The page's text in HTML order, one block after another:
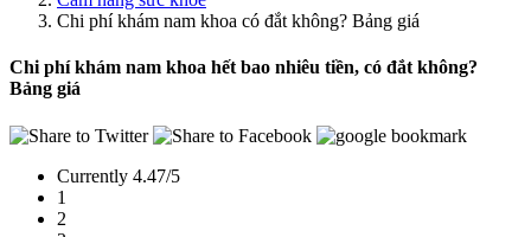
Chi phí khám nam khoa có đắt không? Bảng giá
Chi phí khám nam khoa hết bao nhiêu tiền, có đắt không?
Bảng giá
Currently 4.47/5
1
2